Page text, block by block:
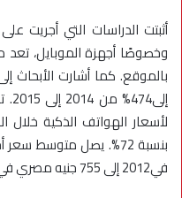
أثبتت الدراسات التي أجريت
وخصوصًا أجهزة الموبايل، تعد
بالموقع. كما أشارت الأبحاث
في2012 إلى 755 جنيه مصري في 2015.